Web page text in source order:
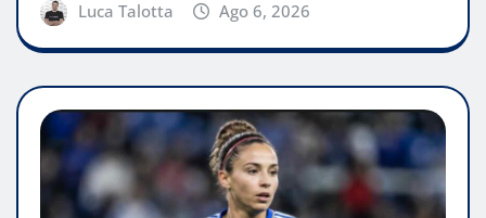
Luca Talotta Ago 6, 2026